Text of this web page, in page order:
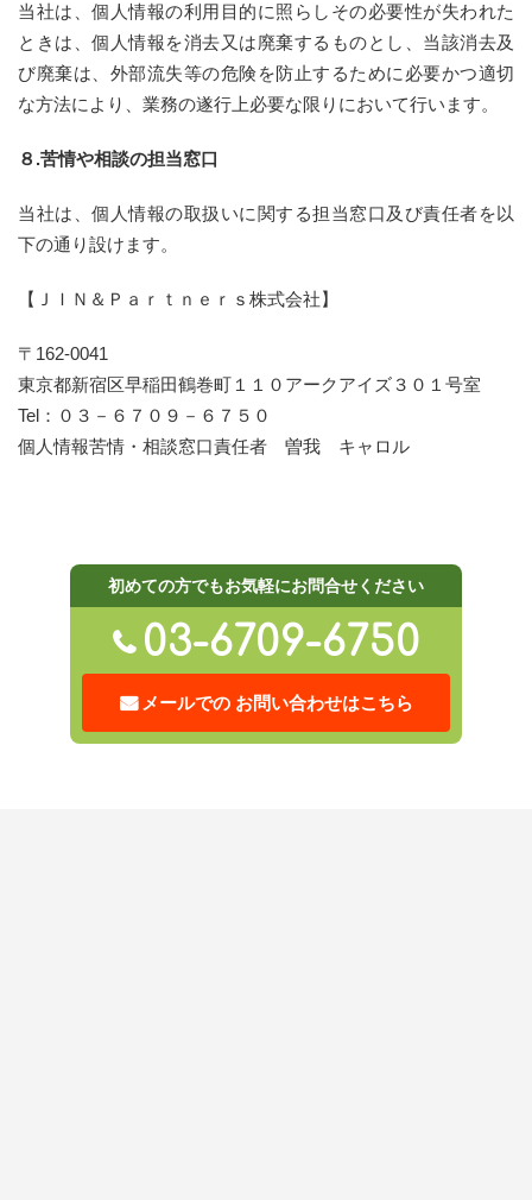
当社は、個人情報の利用目的に照らしその必要性が失われた
ときは、個人情報を消去又は廃棄するものとし、当該消去及
び廃棄は、外部流失等の危険を防止するために必要かつ適切
な方法により、業務の遂行上必要な限りにおいて行います。
８.苦情や相談の担当窓口
当社は、個人情報の取扱いに関する担当窓口及び責任者を以
下の通り設けます。
【ＪＩＮ＆Ｐａｒｔｎｅｒｓ株式会社】
〒162-0041
東京都新宿区早稲田鶴巻町１１０アークアイズ３０１号室
Tel：０３－６７０９－６７５０
個人情報苦情・相談窓口責任者 曽我 キャロル
初めての方でもお気軽にお問合せください
03-6709-6750
メールでのお問い合わせはこちら